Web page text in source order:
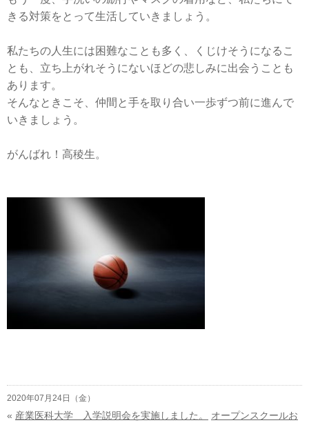
きる対策をとって生活していきましょう。
私たちの人生には困難なことも多く、くじけそうになるこ
とも、立ち上がれそうにないほどの悲しみに出会うことも
あります。
そんなときこそ、仲間と手を取り合い一歩ずつ前に進んで
いきましょう。
がんばれ！高稜生。
2020年07月24日（金）
« 産業医科大学 入学説明会を実施しました。
オープンスクールお